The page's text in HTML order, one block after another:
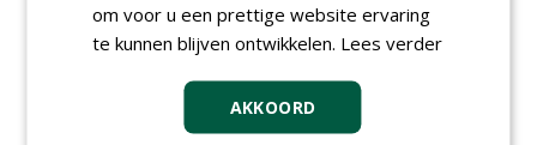
Kasmedewerker (fulltime) bij
DSV zaden Nederland B.V.
Allround
magazijnmedewerker
om voor u een prettige website ervaring
te kunnen blijven ontwikkelen. Lees verder
AKKOORD